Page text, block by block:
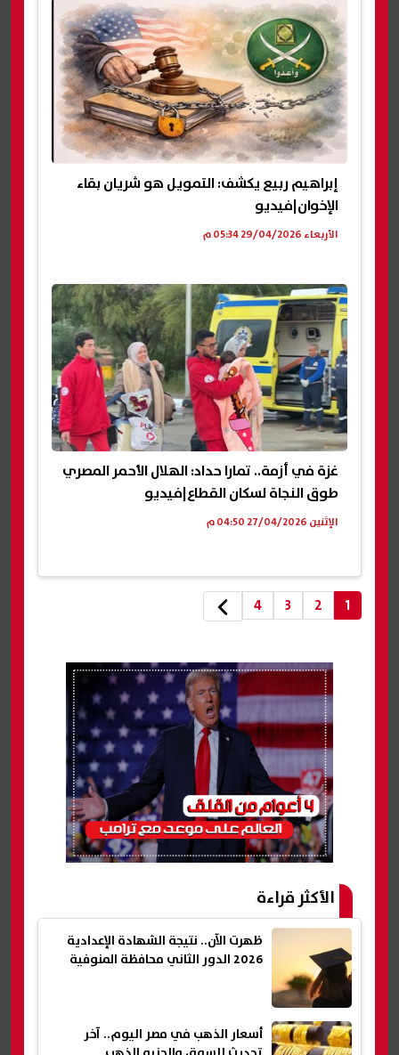
إبراهيم ربيع يكشف: التمويل هو شريان بقاء
الإخوان|فيديو
الأربعاء 29/04/2026 05:34 م
غزة في أزمة.. تمارا حداد: الهلال الأحمر المصري
طوق النجاة لسكان القطاع|فيديو
الإثنين 27/04/2026 04:50 م
1
2
3
4
الأكثر قراءة
ظهرت الآن.. نتيجة الشهادة الإعدادية
2026 الدور الثاني محافظة المنوفية
أسعار الذهب في مصر اليوم.. آخر